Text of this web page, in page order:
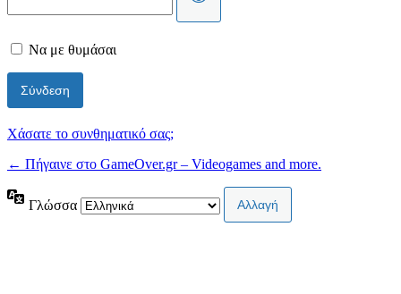
Να με θυμάσαι
Χάσατε το συνθηματικό σας;
← Πήγαινε στο GameOver.gr – Videogames and more.
Γλώσσα